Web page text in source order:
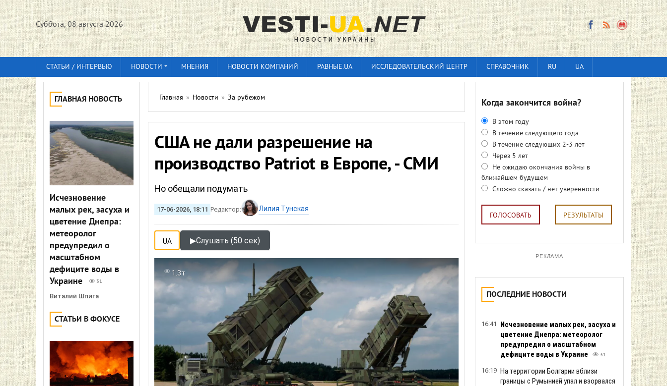
Суббота, 08 августа 2026
СТАТЬИ / ИНТЕРВЬЮ НОВОСТИ МНЕНИЯ НОВОСТИ КОМПАНИЙ РАВНЫЕ.UA ИССЛЕДОВАТЕЛЬСКИЙ ЦЕНТР СПРАВОЧНИК RU UA
ГЛАВНАЯ НОВОСТЬ
Исчезновение
малых рек, засуха и
цветение Днепра:
метеоролог
предупредил о
масштабном
дефиците воды в
Украине
31
Виталий Шпига
СТАТЬИ В ФОКУСЕ
Главная » Новости » За рубежом
США не дали разрешение на
производство Patriot в Европе, - СМИ
Но обещали подумать
17-06-2026, 18:11 Редактор: Лилия Тунская
UA ▶Слушать (50 сек)
1.3т
Когда закончится война?
В этом году
В течение следующего года
В течение следующих 2-3 лет
Через 5 лет
Не ожидаю окончания войны в
ближайшем будущем
Сложно сказать / нет уверенности
ГОЛОСОВАТЬ РЕЗУЛЬТАТЫ
РЕКЛАМА
ПОСЛЕДНИЕ НОВОСТИ
16:41
Исчезновение малых рек, засуха и
цветение Днепра: метеоролог
предупредил о масштабном
дефиците воды в Украине
31
16:19 На территории Болгарии вблизи
границы с Румынией упал и взорвался